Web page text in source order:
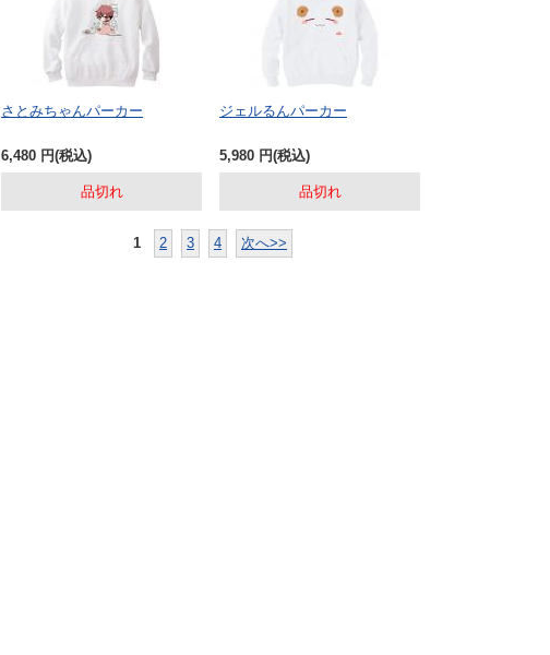
さとみちゃんパーカー
6,480 円(税込)
品切れ
ジェルるんパーカー
5,980 円(税込)
品切れ
1 2 3 4 次へ>>